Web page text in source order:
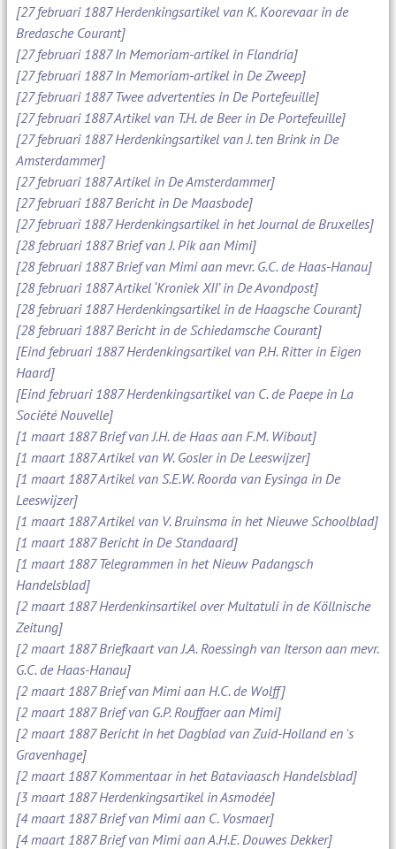
[27 februari 1887 Herdenkingsartikel van K. Koorevaar in de
Bredasche Courant]
[27 februari 1887 In Memoriam-artikel in Flandria]
[27 februari 1887 In Memoriam-artikel in De Zweep]
[27 februari 1887 Twee advertenties in De Portefeuille]
[27 februari 1887 Artikel van T.H. de Beer in De Portefeuille]
[27 februari 1887 Herdenkingsartikel van J. ten Brink in De
Amsterdammer]
[27 februari 1887 Artikel in De Amsterdammer]
[27 februari 1887 Bericht in De Maasbode]
[27 februari 1887 Herdenkingsartikel in het Journal de Bruxelles]
[28 februari 1887 Brief van J. Pik aan Mimi]
[28 februari 1887 Brief van Mimi aan mevr. G.C. de Haas-Hanau]
[28 februari 1887 Artikel ‘Kroniek XII’ in De Avondpost]
[28 februari 1887 Herdenkingsartikel in de Haagsche Courant]
[28 februari 1887 Bericht in de Schiedamsche Courant]
[Eind februari 1887 Herdenkingsartikel van P.H. Ritter in Eigen
Haard]
[Eind februari 1887 Herdenkingsartikel van C. de Paepe in La
Société Nouvelle]
[1 maart 1887 Brief van J.H. de Haas aan F.M. Wibaut]
[1 maart 1887 Artikel van W. Gosler in De Leeswijzer]
[1 maart 1887 Artikel van S.E.W. Roorda van Eysinga in De
Leeswijzer]
[1 maart 1887 Artikel van V. Bruinsma in het Nieuwe Schoolblad]
[1 maart 1887 Bericht in De Standaard]
[1 maart 1887 Telegrammen in het Nieuw Padangsch
Handelsblad]
[2 maart 1887 Herdenkinsartikel over Multatuli in de Köllnische
Zeitung]
[2 maart 1887 Briefkaart van J.A. Roessingh van Iterson aan mevr.
G.C. de Haas-Hanau]
[2 maart 1887 Brief van Mimi aan H.C. de Wolff]
[2 maart 1887 Brief van G.P. Rouffaer aan Mimi]
[2 maart 1887 Bericht in het Dagblad van Zuid-Holland en 's
Gravenhage]
[2 maart 1887 Kommentaar in het Bataviaasch Handelsblad]
[3 maart 1887 Herdenkingsartikel in Asmodée]
[4 maart 1887 Brief van Mimi aan C. Vosmaer]
[4 maart 1887 Brief van Mimi aan A.H.E. Douwes Dekker]